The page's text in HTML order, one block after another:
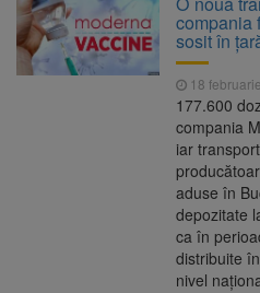
Ormeniș
6 august 2026
AUR a lansat
suspeND.ro pentru urmărirea
suspendare a președintelui
Înalta Curte
dosarul lui Călin Georgescu și
Judecătorii decid dacă începe
Strategia
biodiversitate 2026-2030,
Proiectul merge la promulgare
compania
sosit în
18
177.600
compania
iar
aduse în
depozitate
ca în
distribuite
nivel